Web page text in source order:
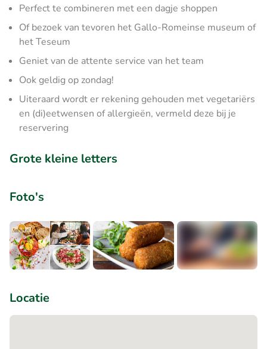
Perfect te combineren met een dagje shoppen
Of bezoek van tevoren het Gallo-Romeinse museum of
het Teseum
Geniet van de attente service van het team
Ook geldig op zondag!
Uiteraard wordt er rekening gehouden met vegetariërs
en (di)eetwensen of allergieën, vermeld deze bij je
reservering
Grote kleine letters
Foto's
Locatie